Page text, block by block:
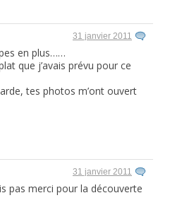
31 janvier 2011
en plus……
que j’avais prévu pour ce
tes photos m’ont ouvert
31 janvier 2011
pas merci pour la découverte